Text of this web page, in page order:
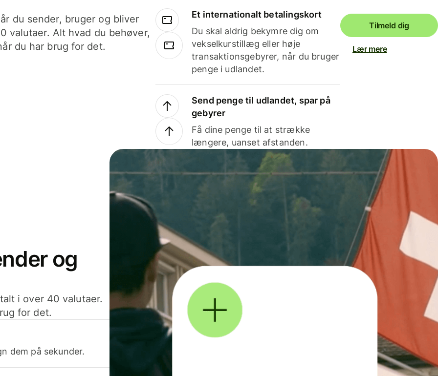
du sender, bruger og bliver
valutaer. Alt hvad du behøver,
du har brug for det.
Et internationalt betalingskort
Du skal aldrig bekymre dig om
vekselkurstillæg eller høje
transaktionsgebyrer, når du bruger
penge i udlandet.
Send penge til udlandet, spar på
gebyrer
Få dine penge til at strække
længere, uanset afstanden.
Tilmeld dig
Lær mere
og
i over 40 valutaer.
for det.
dem på sekunder.